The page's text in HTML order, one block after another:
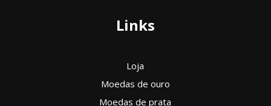
Links
Loja
Moedas de ouro
Moedas de prata